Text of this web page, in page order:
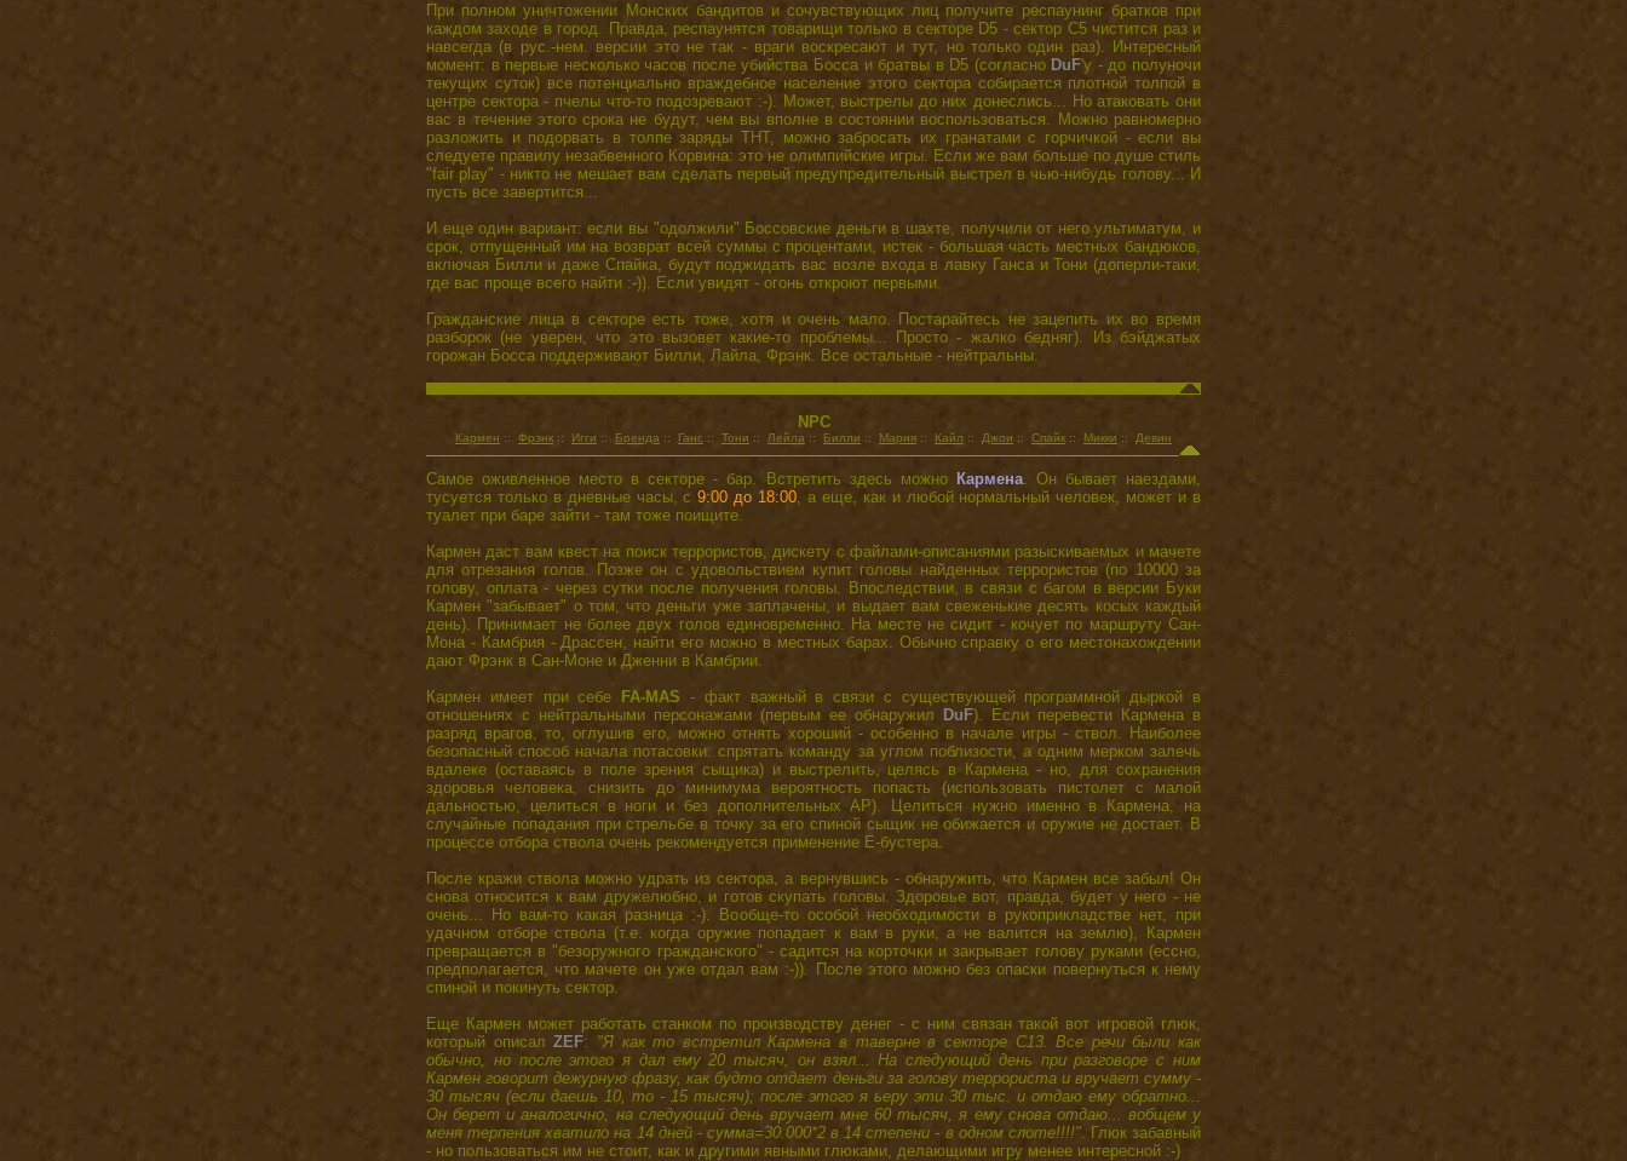
При полном уничтожении Монских бандитов и сочувствующих лиц получите респаунинг братков при
каждом заходе в город. Правда, респаунятся товарищи только в секторе D5 - сектор C5 чистится раз и
навсегда (в рус.-нем. версии это не так - враги воскресают и тут, но только один раз). Интересный
момент: в первые несколько часов после убийства Босса и братвы в D5 (согласно DuF'у - до полуночи
текущих суток) все потенциально враждебное население этого сектора собирается плотной толпой в
центре сектора - пчелы что-то подозревают :-). Может, выстрелы до них донеслись... Но атаковать они
вас в течение этого срока не будут, чем вы вполне в состоянии воспользоваться. Можно равномерно
разложить и подорвать в толпе заряды ТНТ, можно забросать их гранатами с горчичкой - если вы
следуете правилу незабвенного Корвина: это не олимпийские игры. Если же вам больше по душе стиль
"fair play" - никто не мешает вам сделать первый предупредительный выстрел в чью-нибудь голову... И
пусть все завертится...
И еще один вариант: если вы "одолжили" Боссовские деньги в шахте, получили от него ультиматум, и
срок, отпущенный им на возврат всей суммы с процентами, истек - большая часть местных бандюков,
включая Билли и даже Спайка, будут поджидать вас возле входа в лавку Ганса и Тони (доперли-таки,
где вас проще всего найти :-)). Если увидят - огонь откроют первыми.
Гражданские лица в секторе есть тоже, хотя и очень мало. Постарайтесь не зацепить их во время
разборок (не уверен, что это вызовет какие-то проблемы... Просто - жалко бедняг). Из бэйджатых
горожан Босса поддерживают Билли, Лайла, Фрэнк. Все остальные - нейтральны.
NPC
Кармен :: Фрэнк :: Игги :: Бренда :: Ганс :: Тони :: Лейла :: Билли :: Мария :: Кайл :: Джои :: Спайк :: Микки :: Девин
Самое оживленное место в секторе - бар. Встретить здесь можно Кармена. Он бывает наездами,
тусуется только в дневные часы, с9:00 до 18:00, а еще, как и любой нормальный человек, может и в
туалет при баре зайти - там тоже поищите.
Кармен даст вам квест на поиск террористов, дискету с файлами-описаниями разыскиваемых и мачете
для отрезания голов. Позже он с удовольствием купит головы найденных террористов (по 10000 за
голову, оплата - через сутки после получения головы. Впоследствии, в связи с багом в версии Буки
Кармен "забывает" о том, что деньги уже заплачены, и выдает вам свеженькие десять косых каждый
день). Принимает не более двух голов единовременно. На месте не сидит - кочует по маршруту Сан-
Мона - Камбрия - Драссен, найти его можно в местных барах. Обычно справку о его местонахождении
дают Фрэнк в Сан-Моне и Дженни в Камбрии.
Кармен имеет при себе
FA-MAS - факт важный в cвязи с существующей программной дыркой в
отношениях с нейтральными персонажами (первым ее обнаружил
DuF). Если перевести Кармена в
разряд врагов, то, оглушив его, можно отнять хороший - особенно в начале игры - ствол. Наиболее
безопасный способ начала потасовки: спрятать команду за углом поблизости, а одним мерком залечь
вдалеке (оставаясь в поле зрения сыщика) и выстрелить, целясь в Кармена - но, для сохранения
здоровья человека, снизить до минимума вероятность попасть (использовать пистолет с малой
дальностью, целиться в ноги и без дополнительных AP). Целиться нужно именно в Кармена, на
случайные попадания при стрельбе в точку за его спиной сыщик не обижается и оружие не достает. В
процессе отбора ствола очень рекомендуется применение Е-бустера.
После кражи ствола можно удрать из сектора, а вернувшись - обнаружить, что Кармен все забыл! Он
снова относится к вам дружелюбно, и готов скупать головы. Здоровье вот, правда, будет у него - не
очень... Но вам-то какая разница :-). Вообще-то особой необходимости в рукоприкладстве нет, при
удачном отборе ствола (т.е. когда оружие попадает к вам в руки, а не валится на землю), Кармен
превращается в "безоружного гражданского" - садится на корточки и закрывает голову руками (ессно,
предполагается, что мачете он уже отдал вам :-)). После этого можно без опаски повернуться к нему
спиной и покинуть сектор.
Еще Кармен может работать станком по производству денег - с ним связан такой вот игровой глюк,
который описалZEF: "Я как то встретил Кармена в таверне в секторе С13. Все речи были как
обычно, но после этого я дал ему 20 тысяч, он взял... На следующий день при разговоре с ним
Кармен говорит дежурную фразу, как будто отдает деньги за голову террориста и вручает сумму -
30 тысяч (если даешь 10, то - 15 тысяч); после этого я ьеру эти 30 тыс. и отдаю ему обратно...
Он берет и аналогично, на следующий день вручает мне 60 тысяч, я ему снова отдаю... вобщем у
меня терпения хватило на 14 дней - сумма=30.000*2 в 14 степени - в одном слоте!!!!". Глюк забавный
- но пользоваться им не стоит, как и другими явными глюками, делающими игру менее интересной :-)